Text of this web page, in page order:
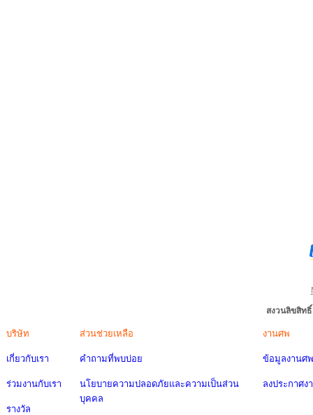
สงวนลิขสิท
บริษัท
เกี่ยวกับเรา
ร่วมงานกับเรา
รางวัล
ส่วนช่วยเหลือ
คำถามที่พบบ่อย
นโยบายความปลอดภัยและความเป็นส่วน
บุคคล
งานศพ
ข้อมูลงานศพ
ลงประกาศง